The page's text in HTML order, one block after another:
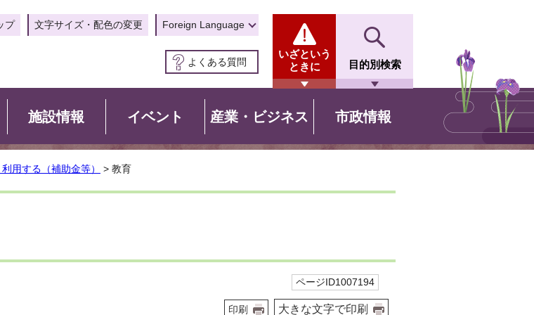
プ 文字サイズ・配色の変更 Foreign Language
よくある質問
いざという
ときに
目的別検索
施設情報 イベント 産業・ビジネス 市政情報
用する（補助金等） > 教育
ページID1007194
印刷 大きな文字で印刷